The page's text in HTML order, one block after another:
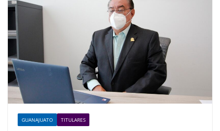
GUANAJUATO TITULARES